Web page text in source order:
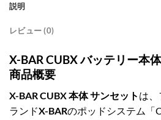
説明
レビュー (0)
X-BAR CUBX バッテリー本
商品概要
X-BAR CUBX 本体 サンセット は
ランドX-BARのポッドシステム「